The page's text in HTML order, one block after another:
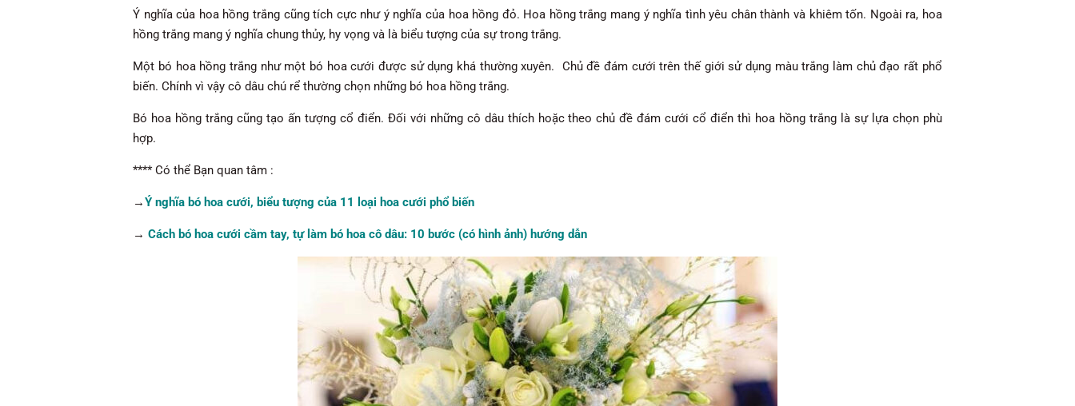
Ý nghĩa của hoa hồng trắng cũng tích cực như ý nghĩa của hoa hồng đỏ. Hoa hồng trắng mang ý nghĩa tình yêu chân thành và khiêm tốn. Ngoài ra, hoa
hồng trắng mang ý nghĩa chung thủy, hy vọng và là biểu tượng của sự trong trắng.
Một bó hoa hồng trắng như một bó hoa cưới được sử dụng khá thường xuyên. Chủ đề đám cưới trên thế giới sử dụng màu trắng làm chủ đạo rất phổ
biến. Chính vì vậy cô dâu chú rể thường chọn những bó hoa hồng trắng.
Bó hoa hồng trắng cũng tạo ấn tượng cổ điển. Đối với những cô dâu thích hoặc theo chủ đề đám cưới cổ điển thì hoa hồng trắng là sự lựa chọn phù
hợp.
**** Có thể Bạn quan tâm :
→Ý nghĩa bó hoa cưới, biểu tượng của 11 loại hoa cưới phổ biến
→Cách bó hoa cưới cầm tay, tự làm bó hoa cô dâu: 10 bước (có hình ảnh) hướng dẫn